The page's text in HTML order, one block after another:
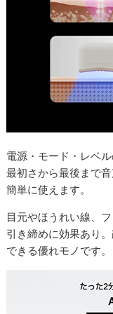
電源・モード・レベ
最初さから最後まで
簡単に使えます。
目元やほうれい線、
引き締めに効果あり
できる優れモノです。